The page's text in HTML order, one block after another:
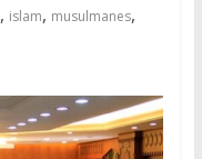
, islam, musulmanes,